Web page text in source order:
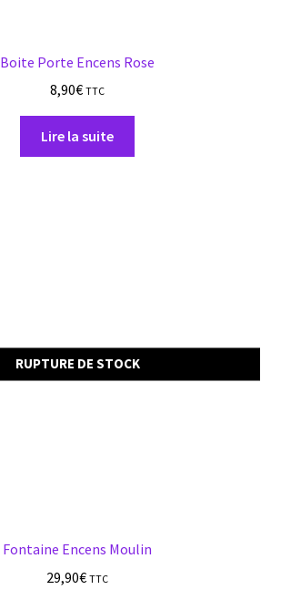
Boite Porte Encens Rose
8,90€ TTC
Lire la suite
RUPTURE DE STOCK
Fontaine Encens Moulin
29,90€ TTC